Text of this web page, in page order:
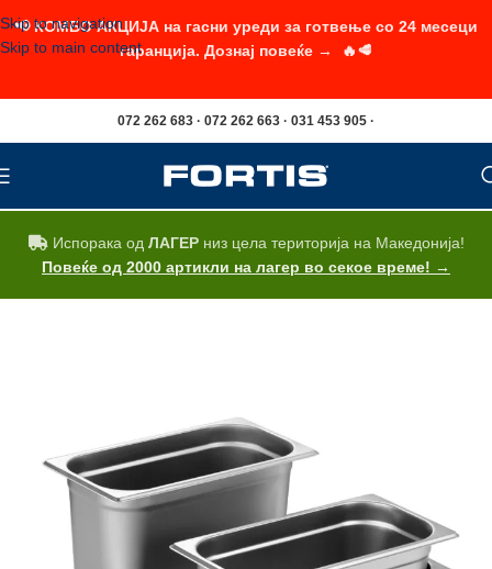
Skip to navigation
Skip to main content
072 262 683 · 072 262 663 · 031 453 905 ·
Испорака од ЛАГЕРниз цела територија на Македонија!
Повеќе од 2000 артикли на лагер во секое време! →
📢 КОМБО АКЦИЈА на гасни уреди за готвење со 24 месеци
гаранција. Дознај повеќе → 🔥🥩